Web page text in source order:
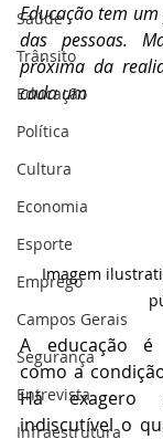
Saúde
Trânsito
Educação
Política
Cultura
Economia
Esporte
Emprego
Campos Gerais
Segurança
Entrevista
Infraestrutura
Educação tem
das pessoas.
próxima da
cada um
Imagem
A educação é
como a
Há exagero
indiscutível o